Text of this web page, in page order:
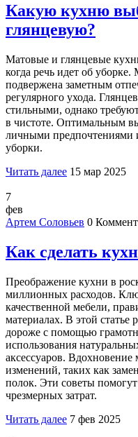
Какую кухню
глянцевую?
Матовые и глянцевые
когда речь идет об
подвержена заметным
регулярного ухода.
стильными, однако
в чистоте. Оптимальным
личными предпочтениями
уборки.
Читать далее 15 мар 2025
7
фев
Артем Соловьев 0
Как сделать
Преображение кухни в
миллионных расходов.
качественной мебели,
материалах. В этой статье
дороже с помощью
использования
аксессуаров.
изменений, таких как
полок. Эти советы
чрезмерных затрат.
Читать далее 7 фев 2025